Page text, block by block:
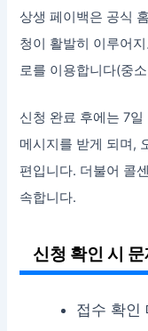
상생 페이백은 공식
청이 활발히 이루어
로를 이용합니다(중
신청 완료 후에는 7
메시지를 받게 되며,
편입니다. 더불어 콜
속합니다.
신청 확인 시
접수 확인